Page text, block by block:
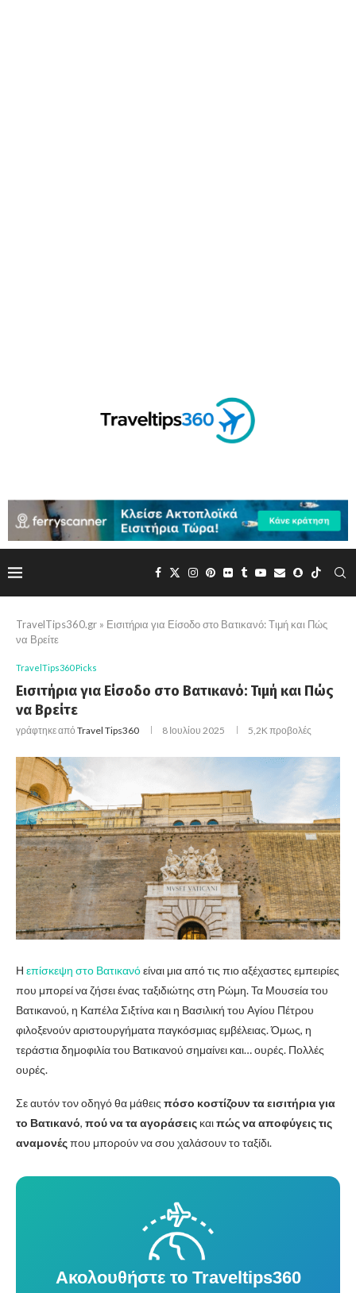
TravelTips360.gr » Εισιτήρια για Είσοδο στο Βατικανό: Τιμή και Πώς
να Βρείτε
TravelTips360 Picks
Εισιτήρια για Είσοδο στο Βατικανό: Τιμή και Πώς
να Βρείτε
γράφτηκε από Travel Tips360 8 Ιουλίου 2025 5,2Kπροβολές
Η επίσκεψη στο Βατικανόείναι μια από τις πιο αξέχαστες εμπειρίες
που μπορεί να ζήσει ένας ταξιδιώτης στη Ρώμη. Τα Μουσεία του
Βατικανού, η Καπέλα Σιξτίνα και η Βασιλική του Αγίου Πέτρου
φιλοξενούν αριστουργήματα παγκόσμιας εμβέλειας. Όμως, η
τεράστια δημοφιλία του Βατικανού σημαίνει και… ουρές. Πολλές
ουρές.
Σε αυτόν τον οδηγό θα μάθεις πόσο κοστίζουν τα εισιτήρια για
το Βατικανό, πού να τα αγοράσεις καιπώς να αποφύγεις τις
αναμονέςπου μπορούν να σου χαλάσουν το ταξίδι.
Ακολουθήστε το Traveltips360